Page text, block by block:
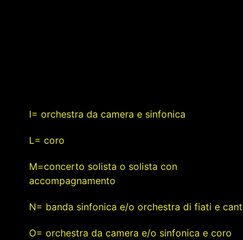
I= orchestra da camera e sinfonica
L= coro
M=concerto solista o solista con
accompagnamento
N= banda sinfonica e/o orchestra di fiati e
O= orchestra da camera e/o sinfonica e coro